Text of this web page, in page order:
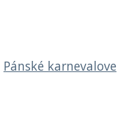
Pánské karnevalove